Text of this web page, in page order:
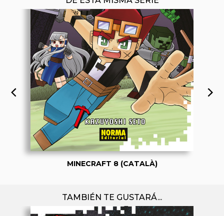
MINECRAFT 8 (CATALÀ)
TAMBIÉN TE GUSTARÁ...